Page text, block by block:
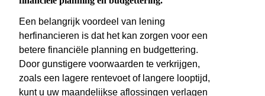
Een belangrijk voordeel van lening
herfinancieren is dat het kan zorgen voor een
betere financiële planning en budgettering.
Door gunstigere voorwaarden te verkrijgen,
zoals een lagere rentevoet of langere looptijd,
kunt u uw maandelijkse aflossingen verlagen